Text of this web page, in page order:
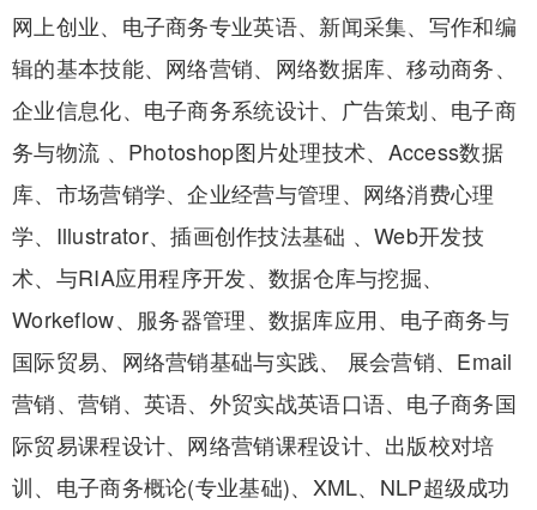
网上创业、电子商务专业英语、新闻采集、写作和编
辑的基本技能、网络营销、网络数据库、移动商务、
企业信息化、电子商务系统设计、广告策划、电子商
务与物流 、Photoshop图片处理技术、Access数据
库、市场营销学、企业经营与管理、网络消费心理
学、Illustrator、插画创作技法基础 、Web开发技
术、与RIA应用程序开发、数据仓库与挖掘、
Workeflow、服务器管理、数据库应用、电子商务与
国际贸易、网络营销基础与实践、 展会营销、Email
营销、营销、英语、外贸实战英语口语、电子商务国
际贸易课程设计、网络营销课程设计、出版校对培
训、电子商务概论(专业基础)、XML、NLP超级成功